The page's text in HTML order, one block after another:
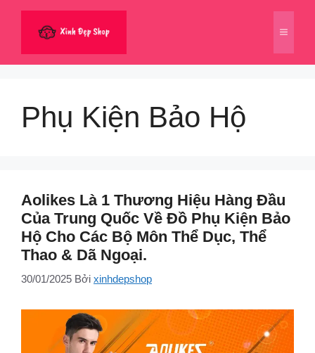
dung
Menu
Phụ Kiện Bảo Hộ
Aolikes Là 1 Thương Hiệu Hàng Đầu
Của Trung Quốc Về Đồ Phụ Kiện Bảo
Hộ Cho Các Bộ Môn Thể Dục, Thể
Thao & Dã Ngoại.
30/01/2025 Bởi xinhdepshop